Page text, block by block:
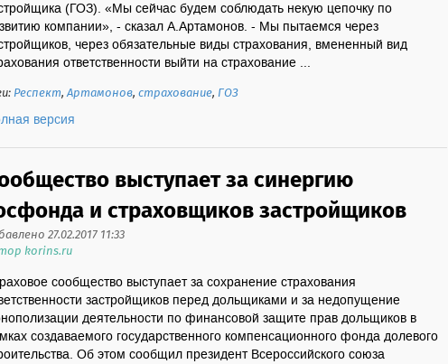
(ГОЗ). «Мы сейчас будем соблюдать некую цепочку по
компании», - сказал А.Артамонов. - Мы пытаемся через
через обязательные виды страхования, вмененный вид
ответственности выйти на страхование ...
Респект,Артамонов,страхование, ГОЗ
версия
выступает за синергию
и страховщиков застройщиков
27.02.2017 11:33
korins.ru
сообщество выступает за сохранение страхования
застройщиков перед дольщиками и за недопущение
деятельности по финансовой защите прав дольщиков в
создаваемого государственного компенсационного фонда долевого
Об этом сообщил президент Всероссийского союза